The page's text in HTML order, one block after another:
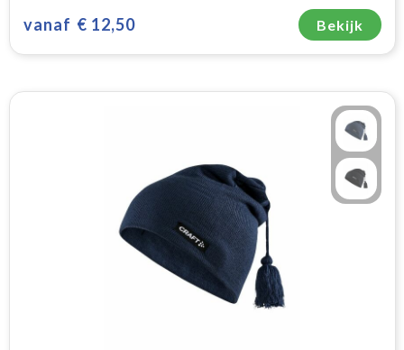
vanaf € 12,50 Bekijk